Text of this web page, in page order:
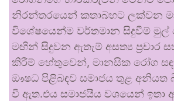
නිරන්තරයෙන් කතාබහට ලක්වන
විශේෂයෙන්ම වර්තමාන සිදුවීම් මුල්
මඟින් සිදුවන ඇතැම් අසත්‍ය ප්‍රචාර
කිරීම් හේතුවෙන්, මානසික රෝග
ඖෂධ පිළිබඳව සමාජය තුළ අනියත
වී ඇත.එය සමාජයීය වශයෙන් ඉතා